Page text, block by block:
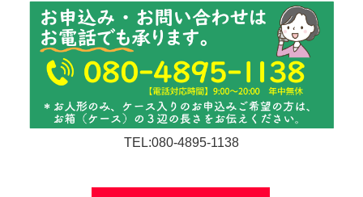
TEL:080-4895-1138